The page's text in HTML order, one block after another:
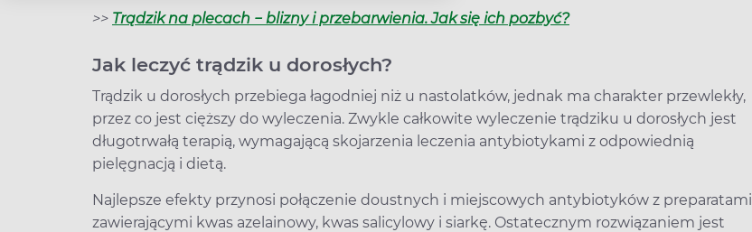
>> Trądzik na plecach − blizny i przebarwienia. Jak się ich pozbyć?
Jak leczyć trądzik u dorosłych?
Trądzik u dorosłych przebiega łagodniej niż u nastolatków, jednak ma charakter przewlekły,
przez co jest cięższy do wyleczenia. Zwykle całkowite wyleczenie trądziku u dorosłych jest
długotrwałą terapią, wymagającą skojarzenia leczenia antybiotykami z odpowiednią
pielęgnacją i dietą.
Najlepsze efekty przynosi połączenie doustnych i miejscowych antybiotyków z preparatami
zawierającymi kwas azelainowy, kwas salicylowy i siarkę. Ostatecznym rozwiązaniem jest